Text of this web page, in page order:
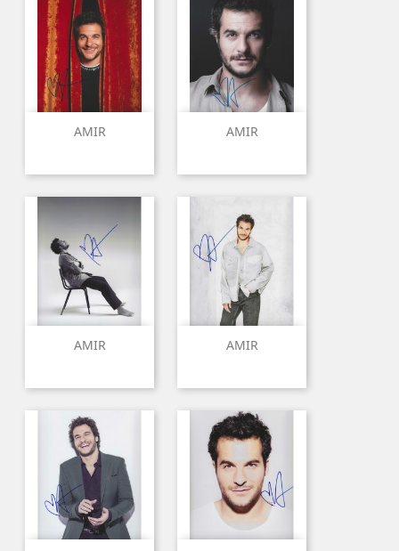
AMIR AMIR
AMIR AMIR